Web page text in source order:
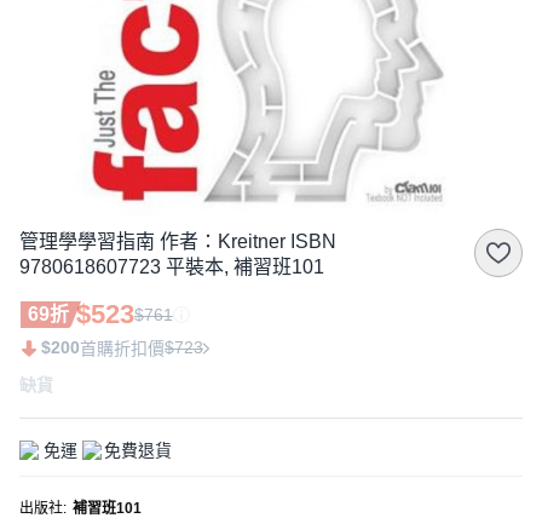
管理學學習指南 作者：Kreitner ISBN
9780618607723 平裝本, 補習班101
69折 $523$761
$200首購折扣價$723
缺貨
免運 免費退貨
出版社: 補習班101